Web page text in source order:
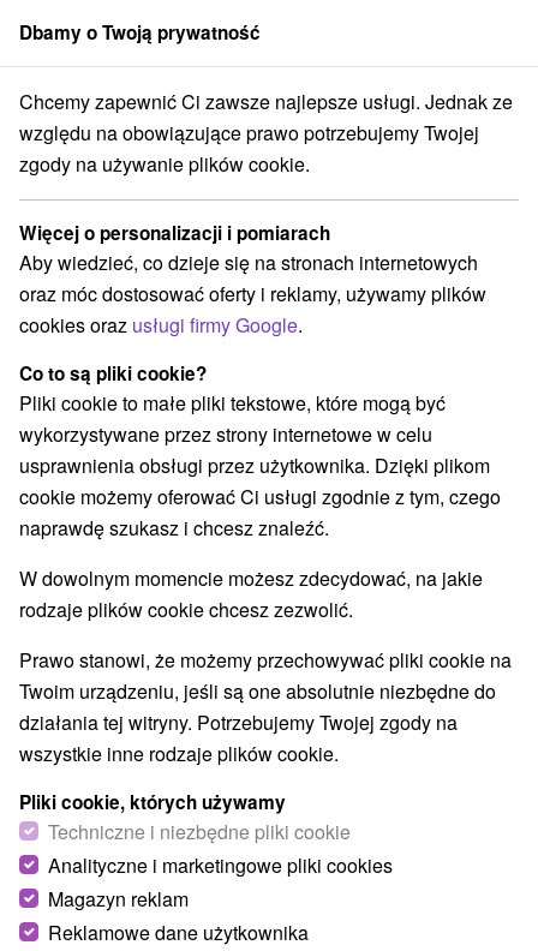
członek grupySorger
Apartmány Stredné Slovensko Žilinský kraj Partizánska Ľupča
Apartmány Partizánska Ľupča
Kategorie
Wszystkie kategorie
Apartmány(3)
Chaty na prenájom(4) Drevenice
Wybierz lokalizację lub datę
WSZYSTKO NAJTAŃSZE NAJDROŻSZE NA
Dbamy o Twoją prywatność
Chcemy zapewnić Ci zawsze najlepsze usługi. Jednak ze
względu na obowiązujące prawo potrzebujemy Twojej
zgody na używanie plików cookie.
Więcej o personalizacji i pomiarach
Aby wiedzieć, co dzieje się na stronach internetowych
oraz móc dostosować oferty i reklamy, używamy plików
cookies oraz usługi firmy Google.
Co to są pliki cookie?
Pliki cookie to małe pliki tekstowe, które mogą być
wykorzystywane przez strony internetowe w celu
usprawnienia obsługi przez użytkownika. Dzięki plikom
cookie możemy oferować Ci usługi zgodnie z tym, czego
naprawdę szukasz i chcesz znaleźć.
W dowolnym momencie możesz zdecydować, na jakie
rodzaje plików cookie chcesz zezwolić.
Prawo stanowi, że możemy przechowywać pliki cookie na
Twoim urządzeniu, jeśli są one absolutnie niezbędne do
działania tej witryny. Potrzebujemy Twojej zgody na
wszystkie inne rodzaje plików cookie.
Pliki cookie, których używamy
Techniczne i niezbędne pliki cookie
Analityczne i marketingowe pliki cookies
Magazyn reklam
Reklamowe dane użytkownika